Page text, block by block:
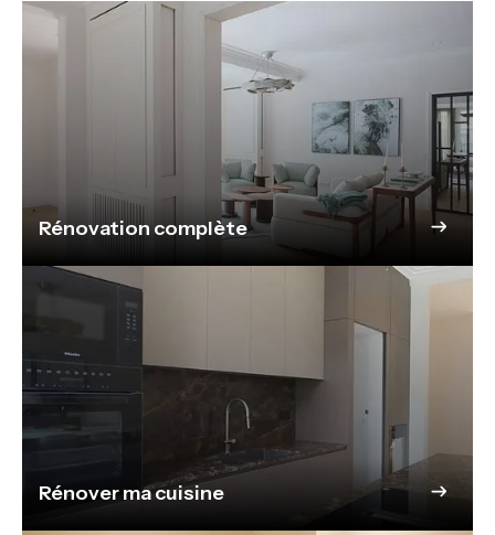
Rénovation complète
Rénover ma cuisine